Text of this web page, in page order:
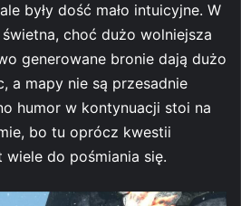
były dość mało intuicyjne. W
choć dużo wolniejsza
generowane bronie dają dużo
a mapy nie są przesadnie
humor w kontynuacji stoi na
bo tu oprócz kwestii
do pośmiania się.